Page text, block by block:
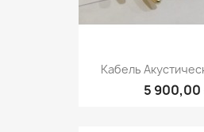
Кабель
5 900,00